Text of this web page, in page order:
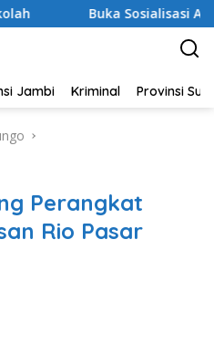
Sosialisasi Akbar
Jambi Kriminal Provinsi
Perangkat
Rio Pasar